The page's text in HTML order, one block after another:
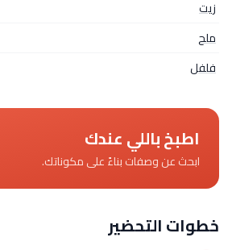
زيت
ملح
فلفل
اطبخ باللي عندك
ابحث عن وصفات بناءً على مكوناتك.
خطوات التحضير